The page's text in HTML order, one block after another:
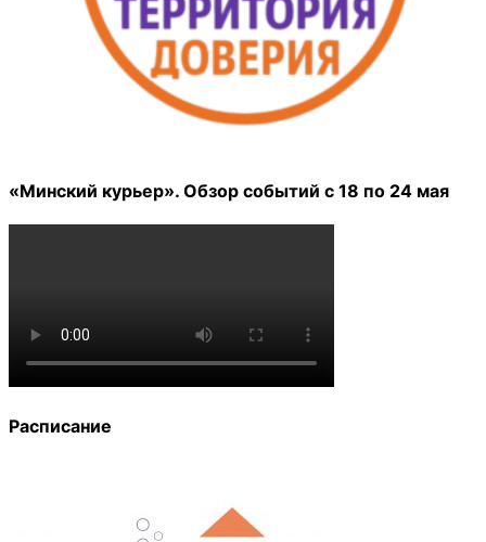
«Минский курьер». Обзор событий с 18 по 24 мая
Расписание